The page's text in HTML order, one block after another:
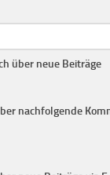
über neue Beiträge
nachfolgende